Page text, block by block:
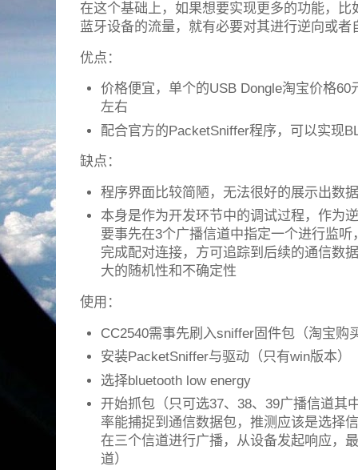
在这个基础上，如果想要实现更多的功能，
蓝牙设备的流量，就有必要对其进行逆向或者
优点：
价格便宜，单个的USB Dongle淘宝价格60
左右
配合官方的PacketSniffer程序，可以实现
缺点：
程序界面比较简陋，无法很好的展示出数
本身是作为开发环节中的调试过程，作为
要事先在3个广播信道中指定一个进行监
完成配对连接，方可追踪到后续的通信数
大的随机性和不确定性
使用：
CC2540需事先刷入sniffer固件包（淘宝购
安装PacketSniffer与驱动（只有win版本）
选择bluetooth low energy
开始抓包（只可选37、38、39广播信道其
率能捕捉到通信数据包，推测应该是选择
在三个信道进行广播，从设备发起响应，
道）